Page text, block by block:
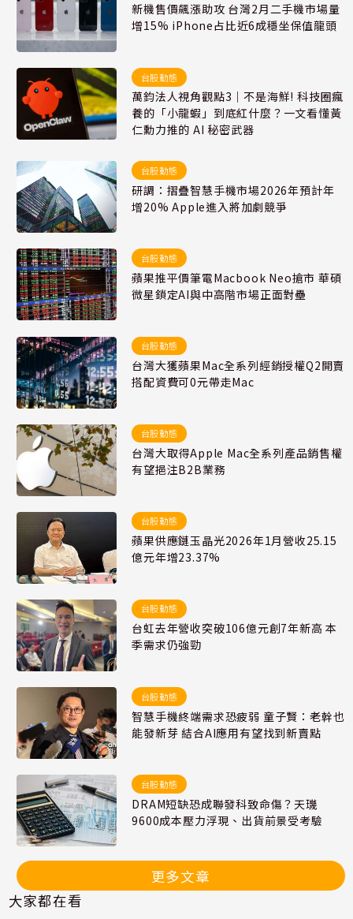
新機售價飆漲助攻 台灣2月二手機市場量
增15% iPhone占比近6成穩坐保值龍頭
台股動態
萬鈞法人視角觀點3｜不是海鮮! 科技圈瘋
養的「小龍蝦」到底紅什麼？一文看懂黃
仁勳力推的 AI 秘密武器
台股動態
研調：摺疊智慧手機市場2026年預計年
增20% Apple進入將加劇競爭
台股動態
蘋果推平價筆電Macbook Neo搶市 華碩
微星鎖定AI與中高階市場正面對壘
台股動態
台灣大獲蘋果Mac全系列經銷授權Q2開賣
搭配資費可0元帶走Mac
台股動態
台灣大取得Apple Mac全系列產品銷售權
有望挹注B2B業務
台股動態
蘋果供應鏈玉晶光2026年1月營收25.15
億元年增23.37%
台股動態
台虹去年營收突破106億元創7年新高 本
季需求仍強勁
台股動態
智慧手機終端需求恐疲弱 童子賢：老幹也
能發新芽 結合AI應用有望找到新賣點
台股動態
DRAM短缺恐成聯發科致命傷？天璣
9600成本壓力浮現、出貨前景受考驗
更多文章
大家都在看